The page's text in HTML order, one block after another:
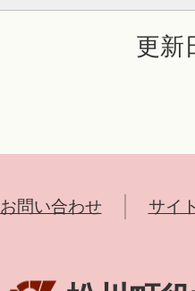
更新
お問い合わせ サイ